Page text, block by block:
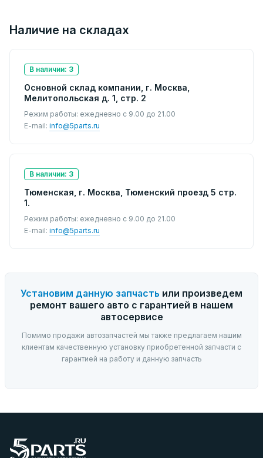
Наличие на складах
В наличии: 3
Основной склад компании, г. Москва,
Мелитопольская д. 1, стр. 2
Режим работы: ежедневно с 9.00 до 21.00
E-mail: info@5parts.ru
В наличии: 3
Тюменская, г. Москва, Тюменский проезд 5 стр.
1.
Режим работы: ежедневно с 9.00 до 21.00
E-mail: info@5parts.ru
Установим данную запчасть или произведем
ремонт вашего авто с гарантией в нашем
автосервисе
Помимо продажи автозапчастей мы также предлагаем нашим
клиентам качественную установку приобретенной запчасти с
гарантией на работу и данную запчасть